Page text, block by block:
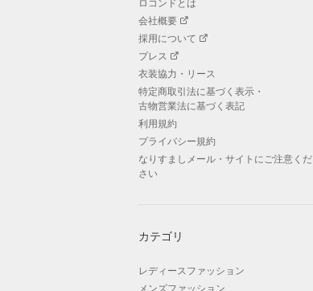
ロコンドとは
会社概要
採用について
プレス
衣装協力・リース
特定商取引法に基づく表示・
古物営業法に基づく表記
利用規約
プライバシー規約
なりすましメール・サイトにご注意くだ
さい
カテゴリ
レディースファッション
メンズファッション